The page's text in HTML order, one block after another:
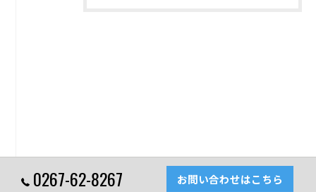
0267-62-8267 お問い合わせはこちら